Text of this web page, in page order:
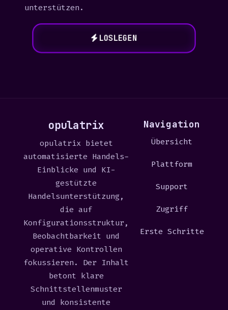
unterstützen.
LOSLEGEN
opulatrix
opulatrix bietet
automatisierte Handels-
Einblicke und KI-
gestützte
Handelsunterstützung,
die auf
Konfigurationsstruktur,
Beobachtbarkeit und
operative Kontrollen
fokussieren. Der Inhalt
betont klare
Schnittstellenmuster
und konsistente
Navigation
Übersicht
Plattform
Support
Zugriff
Erste Schritte